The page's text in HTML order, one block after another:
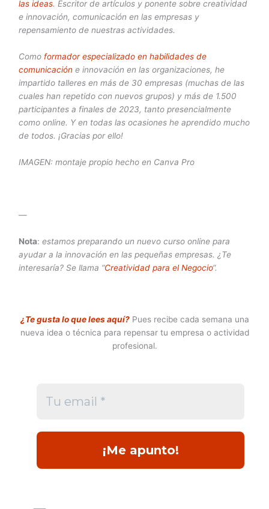
las ideas. Escritor de artículos y ponente sobre creatividad
e innovación, comunicación en las empresas y
repensamiento de nuestras actividades.
Como formador especializado en habilidades de
comunicación e innovación en las organizaciones, he
impartido talleres en más de 30 empresas (muchas de las
cuales han repetido con nuevos grupos) y más de 1.500
participantes a finales de 2023, tanto presencialmente
como online. Y en todas las ocasiones he aprendido mucho
de todos. ¡Gracias por ello!
IMAGEN: montaje propio hecho en Canva Pro
—
Nota: estamos preparando un nuevo curso online para
ayudar a la innovación en las pequeñas empresas. ¿Te
interesaría? Se llama “Creatividad para el Negocio“.
¿Te gusta lo que lees aquí?Pues recibe cada semana una
nueva idea o técnica para repensar tu empresa o actividad
profesional.